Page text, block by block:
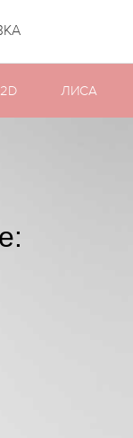
2D ЛИСА